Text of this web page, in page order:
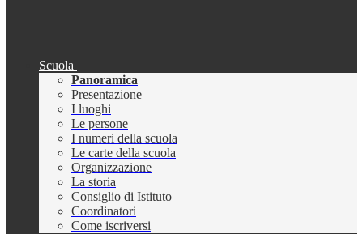
Scuola
Panoramica
Presentazione
I luoghi
Le persone
I numeri della scuola
Le carte della scuola
Organizzazione
La storia
Consiglio di Istituto
Coordinatori
Come iscriversi